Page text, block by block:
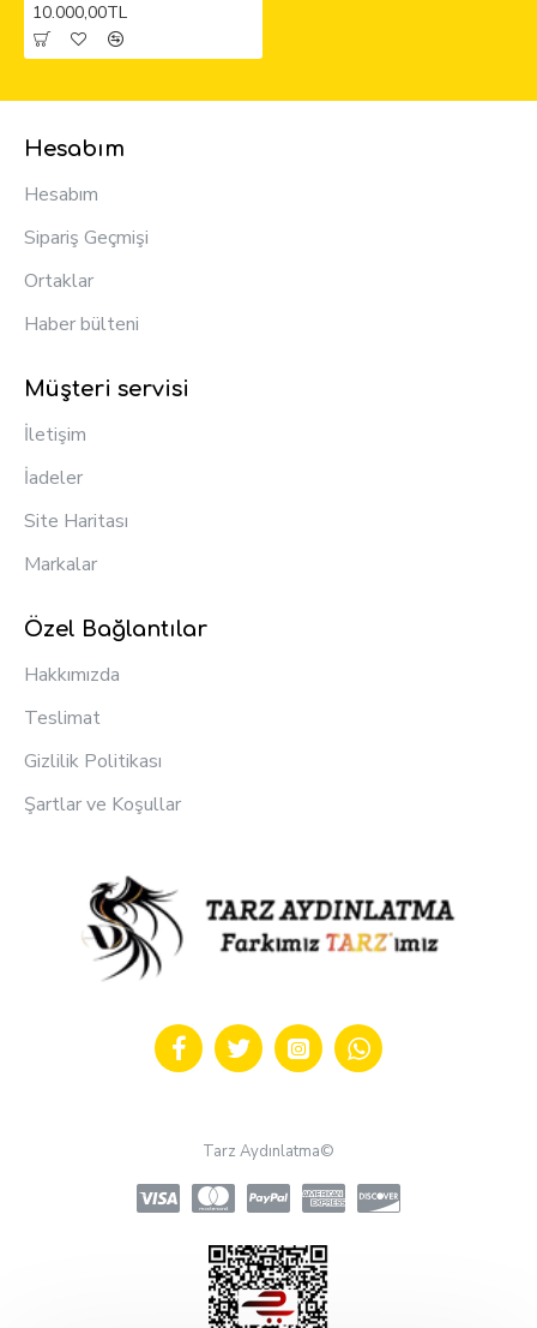
10.000,00TL
Hesabım
Hesabım
Sipariş Geçmişi
Ortaklar
Haber bülteni
Müşteri servisi
İletişim
İadeler
Site Haritası
Markalar
Özel Bağlantılar
Hakkımızda
Teslimat
Gizlilik Politikası
Şartlar ve Koşullar
Tarz Aydınlatma©